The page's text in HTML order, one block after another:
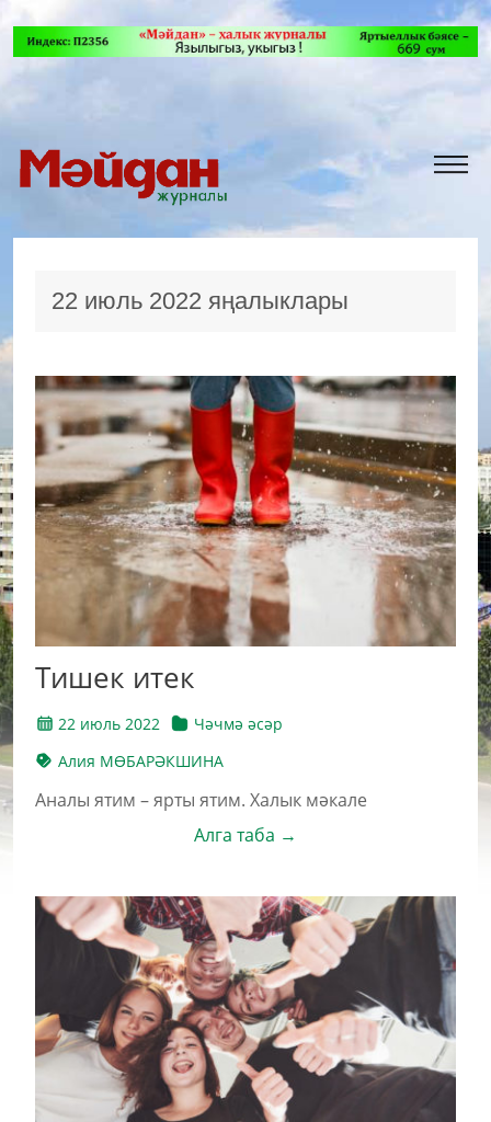
22 июль 2022 яңалыклары
Тишек итек
22 июль 2022
Чәчмә әсәр
Алия МӨБАРӘКШИНА
Аналы ятим – ярты ятим. Халык мәкале
Алга таба →